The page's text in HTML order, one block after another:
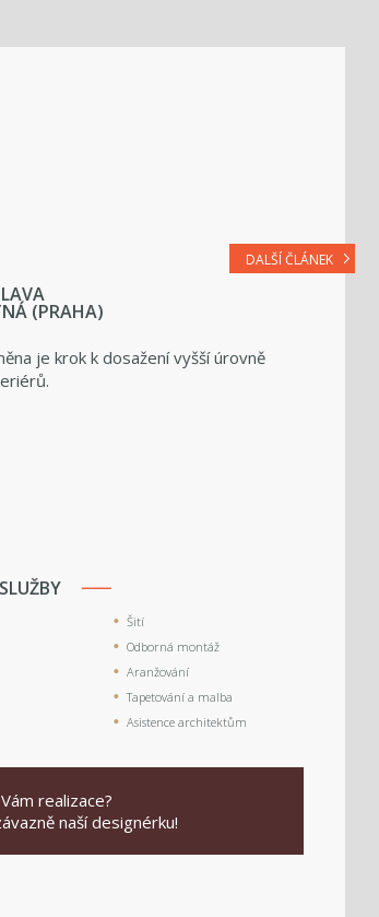
DALŠÍ ČLÁNEK
(PRAHA)
je krok k dosažení vyšší úrovně
SLUŽBY
Šití
Odborná montáž
Aranžování
Tapetování a malba
Asistence architektům
realizace?
naší designérku!